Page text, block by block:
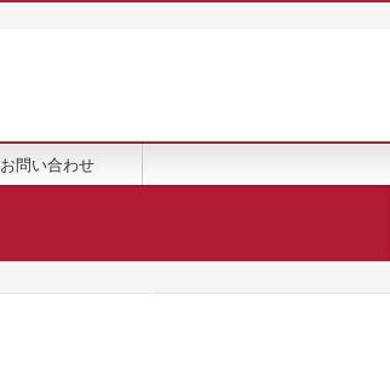
お問い合わせ